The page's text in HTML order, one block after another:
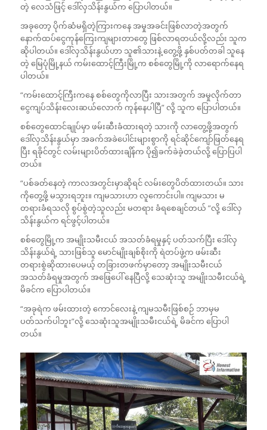
တဲ့ လေသံဖြင့် ဒေါ်လှသိန်းနွယ်က ပြောပါတယ်။
အခုတော့ ပိုက်ဆံမရှိတဲ့ကြားကနေ အမှုအခင်းဖြစ်လာတဲ့အတွက်
နောက်ထပ်ငွေကုန်ကြေးကျများတာတွေ ဖြစ်လာရတယ်လို့လည်း သူက
ဆိုပါတယ်။ ဒေါ်လှသိန်းနွယ်ဟာ သူ၏သားနဲ့ တွေ့ဖို့ နှစ်ပတ်တခါ သူနေ
တဲ့ မြေပုံမြို့နယ် ကမ်းထောင့်ကြီးမြို့က စစ်တွေမြို့ကို လာရောက်နေရ
ပါတယ်။
“ကမ်းထောင့်ကြီးကနေ စစ်တွေကိုလာပြီး သားအတွက် အမှုလိုက်တာ
ငွေကျပ်သိန်းလေးဆယ်လောက် ကုန်နေပါပြီ” လို့ သူက ပြောပါတယ်။
စစ်တွေထောင်ချုပ်မှာ ဖမ်းဆီးခံထားရတဲ့ သားကို လာတွေ့ဖို့အတွက်
ဒေါ်လှသိန်းနွယ်မှာ အခက်အခဲပေါင်းများစွာကို ရင်ဆိုင်ကျော်ဖြတ်နေရ
ပြီး ရခိုင်တွင် လမ်းများပိတ်ထားချိန်က ပို၍ခက်ခဲခဲ့တယ်လို့ ပြောပြပါ
တယ်။
“ပစ်ခတ်နေတဲ့ ကာလအတွင်းမှာဆိုရင် လမ်းတွေပိတ်ထားတယ်။ သား
ကိုတွေ့ဖို့ မသွားရဘူး။ ကျမသားဟာ လူကောင်းပါ။ ကျမသား မ
တရားခံရသလို စွပ်စွဲတဲ့သူလည်း မတရား ခံရစေချင်တယ် ”လို့ ဒေါ်လှ
သိန်းနွယ်က ရင်ဖွင့်ပါတယ်။
စစ်တွေမြို့က အမျိုးသမီးငယ် အသတ်ခံရမှုနှင့် ပတ်သက်ပြီး ဒေါ်လှ
သိန်းနွယ်ရဲ့ သားဖြစ်သူ မောင်မျိုးချစ်စိုးကို ရဲတပ်ဖွဲ့က ဖမ်းဆီး
တရားစွဲဆိုထားပေမယ့် တခြားတဖက်မှာတော့ အမျိုးသမီးငယ်
အသတ်ခံရမှုအတွက် အဖြေပေါ် နေပြီလို့ သေဆုံးသူ အမျိုးသမီးငယ်ရဲ့
မိခင်က ပြောပါတယ်။
“အခုရဲက ဖမ်းထားတဲ့ ကောင်လေးနဲ့ ကျမသမီးဖြစ်စဉ် ဘာမှမ
ပတ်သက်ပါဘူး”လို့ သေဆုံးသူအမျိုးသမီးငယ်ရဲ့ မိခင်က ပြောပါ
တယ်။